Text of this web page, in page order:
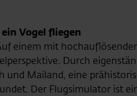
Vogel fliegen
einem mit
Durch
und Mailand, eine
Der Flugsimulator ist